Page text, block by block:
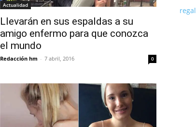
Actualidad
Llevarán en sus espaldas a su
amigo enfermo para que conozca
el mundo
Redacción hm - 7 abril, 2016 0